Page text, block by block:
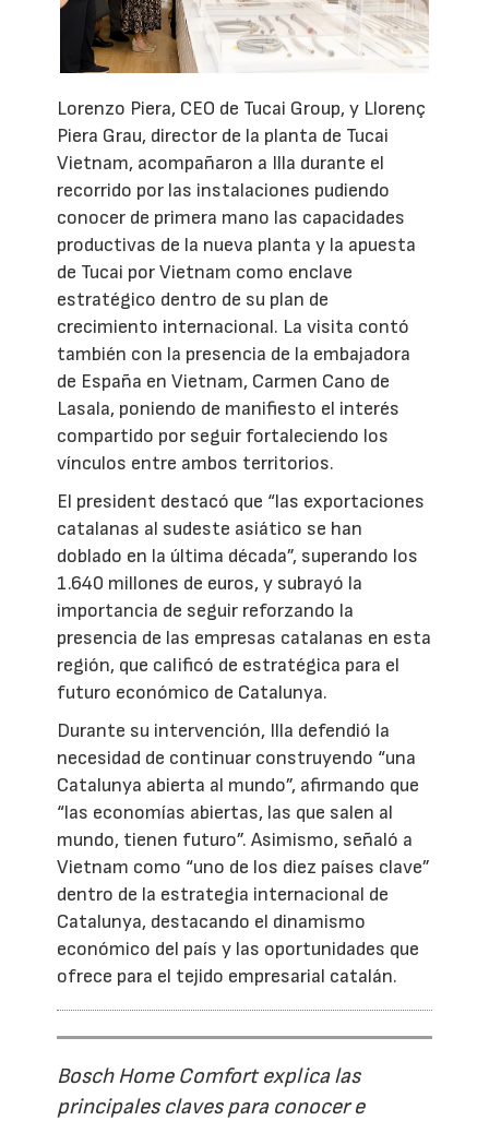
Lorenzo Piera, CEO de Tucai Group, y Llorenç
Piera Grau, director de la planta de Tucai
Vietnam, acompañaron a Illa durante el
recorrido por las instalaciones pudiendo
conocer de primera mano las capacidades
productivas de la nueva planta y la apuesta
de Tucai por Vietnam como enclave
estratégico dentro de su plan de
crecimiento internacional. La visita contó
también con la presencia de la embajadora
de España en Vietnam, Carmen Cano de
Lasala, poniendo de manifiesto el interés
compartido por seguir fortaleciendo los
vínculos entre ambos territorios.
El president destacó que “las exportaciones
catalanas al sudeste asiático se han
doblado en la última década”, superando los
1.640 millones de euros, y subrayó la
importancia de seguir reforzando la
presencia de las empresas catalanas en esta
región, que calificó de estratégica para el
futuro económico de Catalunya.
Durante su intervención, Illa defendió la
necesidad de continuar construyendo “una
Catalunya abierta al mundo”, afirmando que
“las economías abiertas, las que salen al
mundo, tienen futuro”. Asimismo, señaló a
Vietnam como “uno de los diez países clave”
dentro de la estrategia internacional de
Catalunya, destacando el dinamismo
económico del país y las oportunidades que
ofrece para el tejido empresarial catalán.
Bosch Home Comfort explica las
principales claves para conocer e